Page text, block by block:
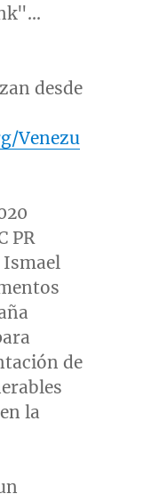
desde
Venezu
PR
Ismael
de
la